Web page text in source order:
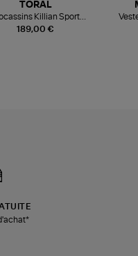
189,00 €
TORAL
Killian Sport
Mousse